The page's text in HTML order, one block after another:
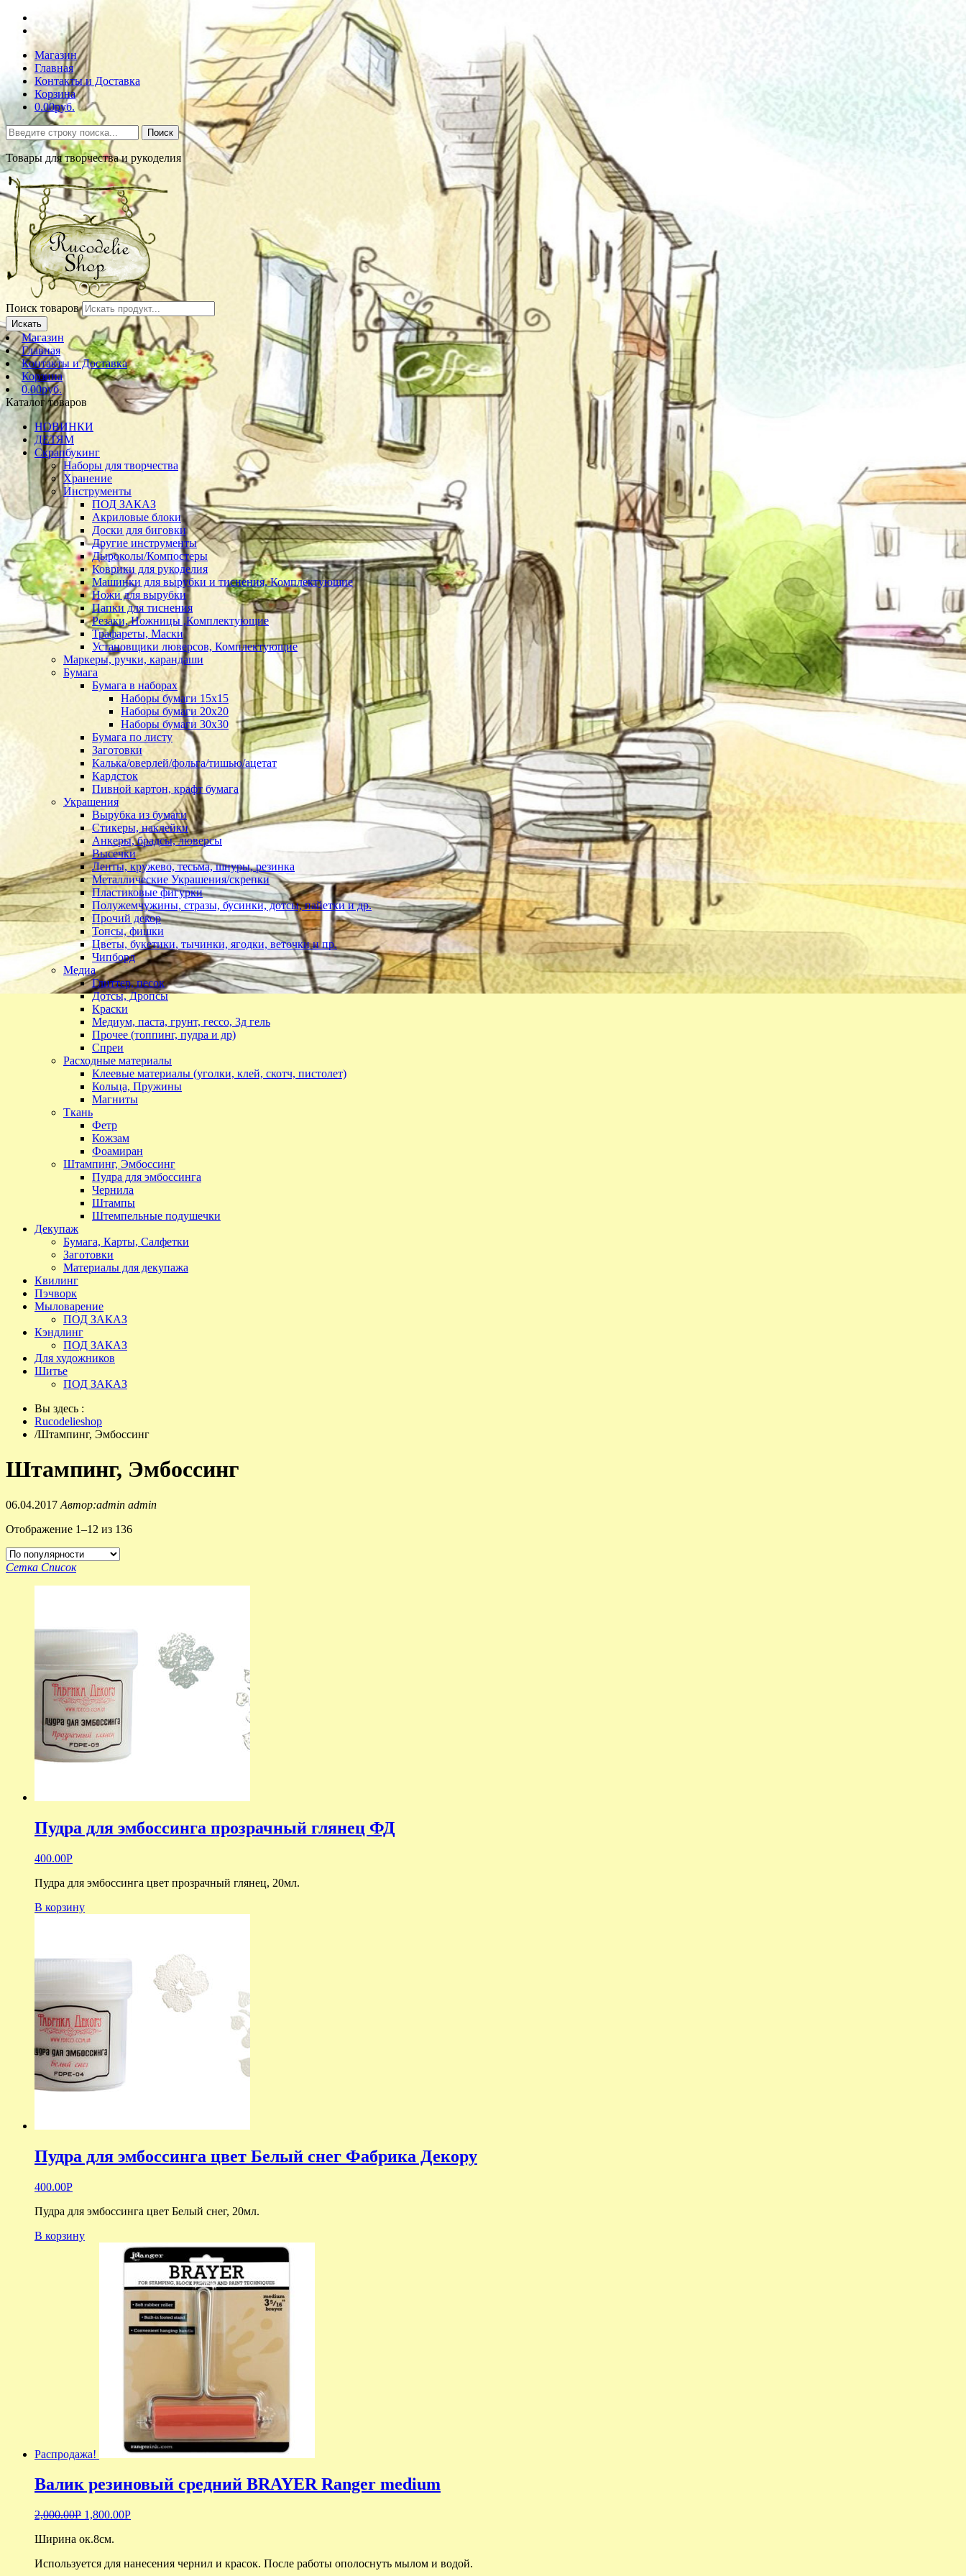
Магазин
Главная
Контакты и Доставка
Корзина
0.00руб.
Поиск
Товары для творчества и рукоделия
Поиск товаров
Искать
Магазин
Главная
Контакты и Доставка
Корзина
0.00руб.
Каталог товаров
НОВИНКИ
ДЕТЯМ
Скрапбукинг
Наборы для творчества
Хранение
Инструменты
ПОД ЗАКАЗ
Акриловые блоки
Доски для биговки
Другие инструменты
Дыроколы/Компостеры
Коврики для рукоделия
Машинки для вырубки и тиснения, Комплектующие
Ножи для вырубки
Папки для тиснения
Резаки, Ножницы ,Комплектующие
Трафареты, Маски
Установщики люверсов, Комплектующие
Маркеры, ручки, карандаши
Бумага
Бумага в наборах
Наборы бумаги 15х15
Наборы бумаги 20х20
Наборы бумаги 30х30
Бумага по листу
Заготовки
Калька/оверлей/фольга/тишью/ацетат
Кардсток
Пивной картон, крафт бумага
Украшения
Вырубка из бумаги
Стикеры, наклейки
Анкеры, брадсы, люверсы
Высечки
Ленты, кружево, тесьма, шнуры, резинка
Металлические Украшения/скрепки
Пластиковые фигурки
Полужемчужины, стразы, бусинки, дотсы, пайетки и др.
Прочий декор
Топсы, фишки
Цветы, букетики, тычинки, ягодки, веточки и пр.
Чипборд
Медиа
Глиттер, песок
Дотсы, Дропсы
Краски
Медиум, паста, грунт, гессо, 3д гель
Прочее (топпинг, пудра и др)
Спреи
Расходные материалы
Клеевые материалы (уголки, клей, скотч, пистолет)
Кольца, Пружины
Магниты
Ткань
Фетр
Кожзам
Фоамиран
Штампинг, Эмбоссинг
Пудра для эмбоссинга
Чернила
Штампы
Штемпельные подушечки
Декупаж
Бумага, Карты, Салфетки
Заготовки
Материалы для декупажа
Квилинг
Пэчворк
Мыловарение
ПОД ЗАКАЗ
Кэндлинг
ПОД ЗАКАЗ
Для художников
Шитье
ПОД ЗАКАЗ
Вы здесь :
Rucodelieshop
/Штампинг, Эмбоссинг
Штампинг, Эмбоссинг
06.04.2017 Автор:admin admin
Отображение 1–12 из 136
Сетка Список
Пудра для эмбоссинга прозрачный глянец ФД
400.00Р
Пудра для эмбоссинга цвет прозрачный глянец, 20мл.
В корзину
Пудра для эмбоссинга цвет Белый снег Фабрика Декору
400.00Р
Пудра для эмбоссинга цвет Белый снег, 20мл.
В корзину
Распродажа!
Валик резиновый средний BRAYER Ranger medium
2,000.00Р 1,800.00Р
Ширина ок.8см.
Используется для нанесения чернил и красок. После работы ополоснуть мылом и водой.